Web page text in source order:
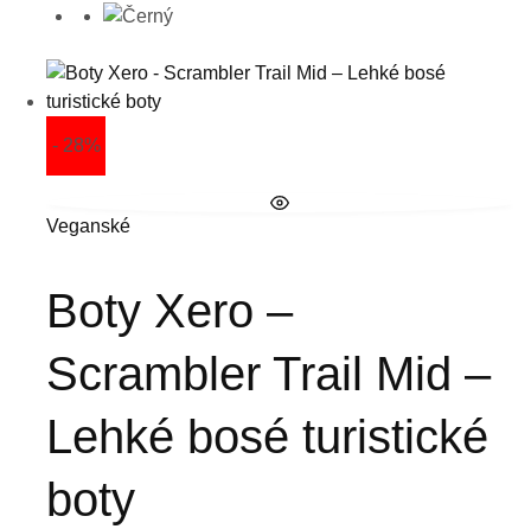
- 28%
Veganské
Boty Xero –
Scrambler Trail Mid –
Lehké bosé turistické
boty